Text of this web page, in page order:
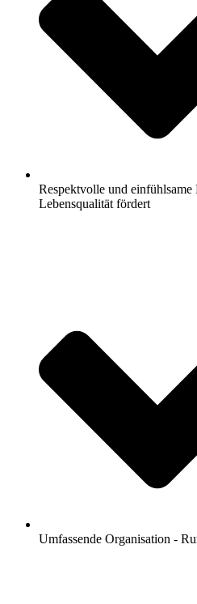
Respektvolle und einfühlsame
Lebensqualität fördert
Umfassende Organisation -